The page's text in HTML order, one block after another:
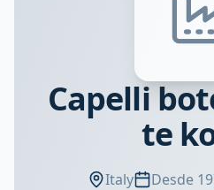
Capelli
te
Italy Desde